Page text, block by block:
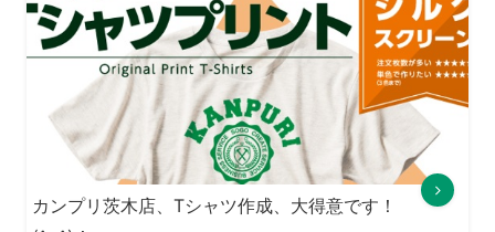
カンプリ茨木店、Tシャツ作成、大得意です！